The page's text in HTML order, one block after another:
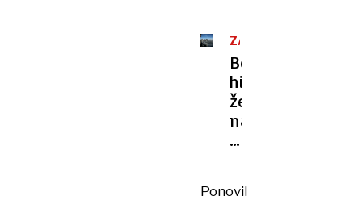
ZAVEZNIŠTVO
Bela
hiša
želi
na
novo
Ponovil